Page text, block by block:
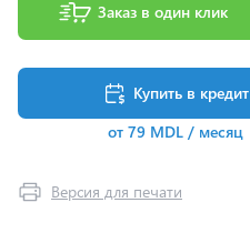
Заказ в один клик
Купить в кредит
от 79 MDL / месяц
Версия для печати